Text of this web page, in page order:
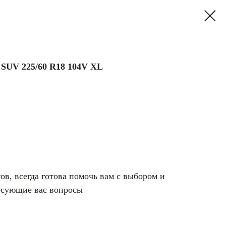
225/60 R18 104V XL
всегда готова помочь вам с выбором и
вас вопросы